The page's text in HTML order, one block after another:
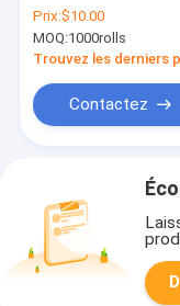
sa résistance à la
chaleur et sa
résistance à la
Prix:$10.00
MOQ:1000rolls
Trouvez les derniers
Contactez